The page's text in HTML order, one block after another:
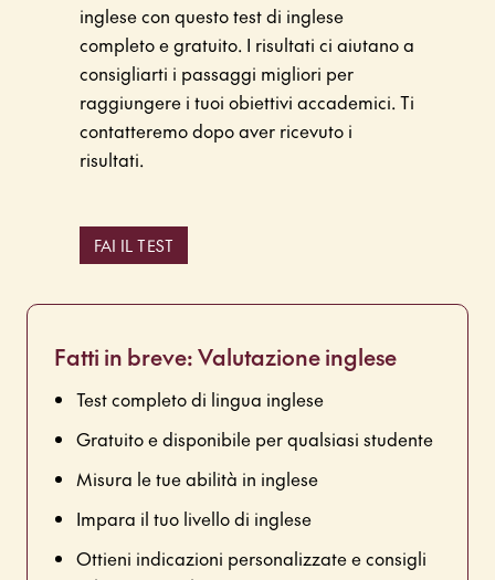
inglese con questo test di inglese
completo e gratuito. I risultati ci aiutano a
consigliarti i passaggi migliori per
raggiungere i tuoi obiettivi accademici. Ti
contatteremo dopo aver ricevuto i
risultati.
FAI IL TEST
Fatti in breve: Valutazione inglese
Test completo di lingua inglese
Gratuito e disponibile per qualsiasi studente
Misura le tue abilità in inglese
Impara il tuo livello di inglese
Ottieni indicazioni personalizzate e consigli